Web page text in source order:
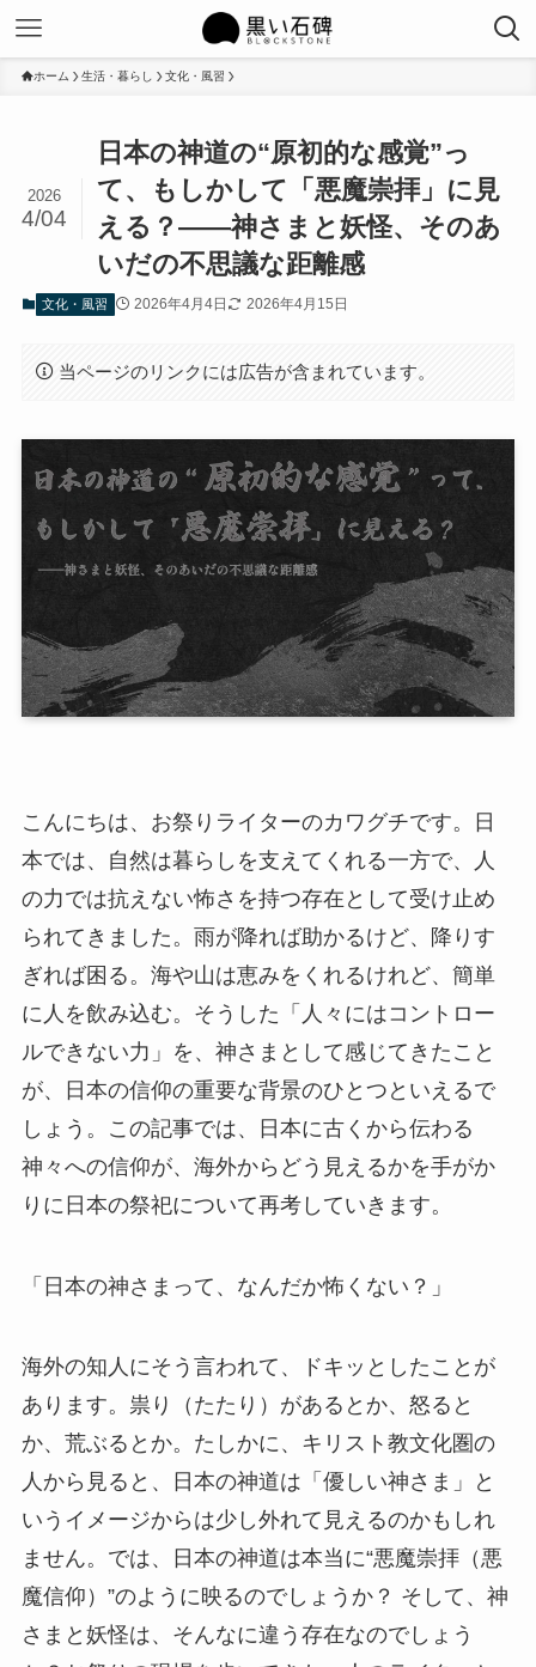
ホーム 生活・暮らし 文化・風習
日本の神道の“原初的な感覚”っ
て、もしかして「悪魔崇拝」に見
える？――神さまと妖怪、そのあ
いだの不思議な距離感
2026
4/04
文化・風習 2026年4月4日 2026年4月15日
当ページのリンクには広告が含まれています。
こんにちは、お祭りライターのカワグチです。日
本では、自然は暮らしを支えてくれる一方で、人
の力では抗えない怖さを持つ存在として受け止め
られてきました。雨が降れば助かるけど、降りす
ぎれば困る。海や山は恵みをくれるけれど、簡単
に人を飲み込む。そうした「人々にはコントロー
ルできない力」を、神さまとして感じてきたこと
が、日本の信仰の重要な背景のひとつといえるで
しょう。この記事では、日本に古くから伝わる
神々への信仰が、海外からどう見えるかを手がか
りに日本の祭祀について再考していきます。
「日本の神さまって、なんだか怖くない？」
海外の知人にそう言われて、ドキッとしたことが
あります。祟り（たたり）があるとか、怒ると
か、荒ぶるとか。たしかに、キリスト教文化圏の
人から見ると、日本の神道は「優しい神さま」と
いうイメージからは少し外れて見えるのかもしれ
ません。では、日本の神道は本当に“悪魔崇拝（悪
魔信仰）”のように映るのでしょうか？ そして、神
さまと妖怪は、そんなに違う存在なのでしょう